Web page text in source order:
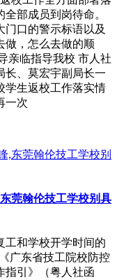
部成员到岗待命。
门口的警示标语以及
做，怎么去做的顺
亲临指导我校 市人社
长、莫宏宇副局长一
学生返校工作落实情
一次
莞翰伦技工学校别具
工和学校开学时间的
广东省技工院校防控
指引》（粤人社函